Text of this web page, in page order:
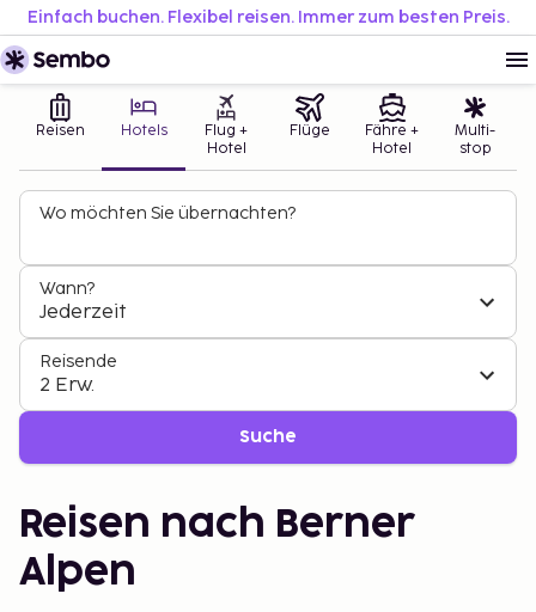
Einfach buchen. Flexibel reisen. Immer zum besten Preis.
Reisen Hotels
Flug +
Hotel
Flüge
Fähre +
Hotel
Multi-
stop
Wo möchten Sie übernachten?
Wann?
Jederzeit
Reisende
2 Erw.
Suche
Reisen nach Berner
Alpen